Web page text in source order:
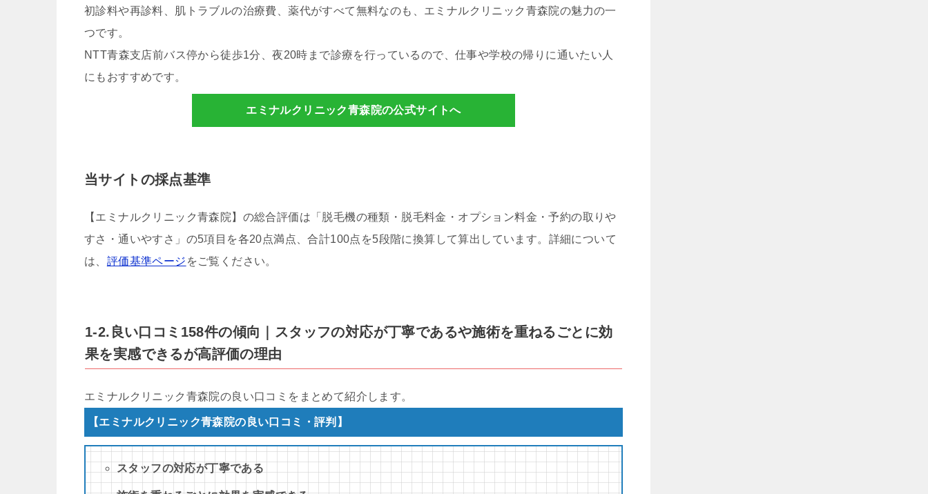
初診料や再診料、肌トラブルの治療費、薬代がすべて無料なのも、エミナルクリニック青森院の魅力の一
つです。
NTT青森支店前バス停から徒歩1分、夜20時まで診療を行っているので、仕事や学校の帰りに通いたい人
にもおすすめです。
エミナルクリニック青森院の公式サイトへ
当サイトの採点基準
【エミナルクリニック青森院】の総合評価は「脱毛機の種類・脱毛料金・オプション料金・予約の取りや
すさ・通いやすさ」の5項目を各20点満点、合計100点を5段階に換算して算出しています。詳細について
は、 評価基準ページ をご覧ください。
1-2.良い口コミ158件の傾向｜スタッフの対応が丁寧であるや施術を重ねるごとに効
果を実感できるが高評価の理由
エミナルクリニック青森院の良い口コミをまとめて紹介します。
【エミナルクリニック青森院の良い口コミ・評判】
スタッフの対応が丁寧である